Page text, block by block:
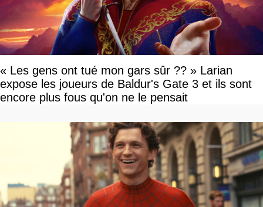
« Les gens ont tué mon gars sûr ?? » Larian
expose les joueurs de Baldur's Gate 3 et ils sont
encore plus fous qu'on ne le pensait